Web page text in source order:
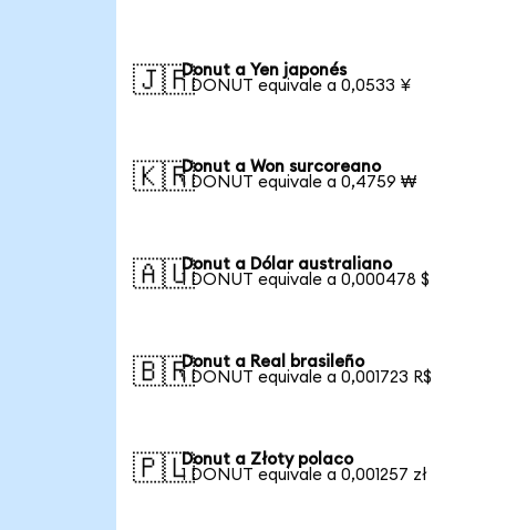
🇯🇵Donut a Yen japonés
1 DONUT equivale a 0,0533 ¥
🇰🇷Donut a Won surcoreano
1 DONUT equivale a 0,4759 ₩
🇦🇺Donut a Dólar australiano
1 DONUT equivale a 0,000478 $
🇧🇷Donut a Real brasileño
1 DONUT equivale a 0,001723 R$
🇵🇱Donut a Złoty polaco
1 DONUT equivale a 0,001257 zł